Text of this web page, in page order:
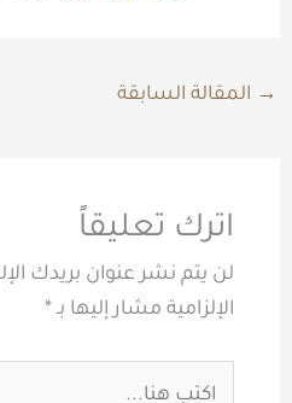
→ المقالة السابقة
اترك تعليقاً
لن يتم نشر عنوان بريدك
الإلزامية مشار إليها بـ*